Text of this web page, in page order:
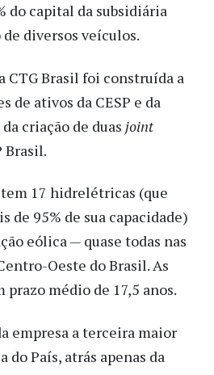
do capital da subsidiária
diversos veículos.
CTG Brasil foi construída a
de ativos da CESP e da
criação de duas joint
Brasil.
17 hidrelétricas (que
de 95% de sua capacidade)
eólica — quase todas nas
Oeste do Brasil. As
prazo médio de 17,5 anos.
empresa a terceira maior
do País, atrás apenas da